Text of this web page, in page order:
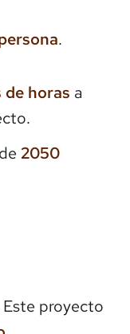
.
de horas a
2050
proyecto